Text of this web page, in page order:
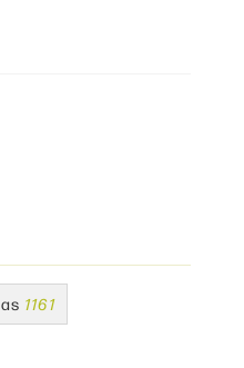
1161